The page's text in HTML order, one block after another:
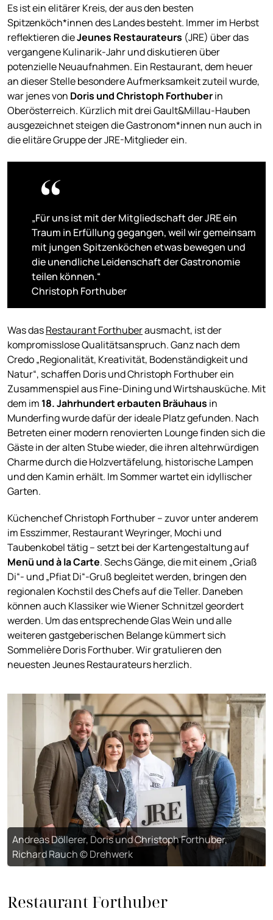
Es ist ein elitärer Kreis, der aus den besten
Spitzenköch*innen des Landes besteht. Immer im Herbst
reflektieren dieJeunes Restaurateurs (JRE) über das
vergangene Kulinarik-Jahr und diskutieren über
potenzielle Neuaufnahmen. Ein Restaurant, dem heuer
an dieser Stelle besondere Aufmerksamkeit zuteil wurde,
war jenes von Doris und Christoph Forthuberin
Oberösterreich. Kürzlich mit drei Gault&Millau-Hauben
ausgezeichnet steigen die Gastronom*innen nun auch in
die elitäre Gruppe der JRE-Mitglieder ein.
„Für uns ist mit der Mitgliedschaft der JRE ein
Traum in Erfüllung gegangen, weil wir gemeinsam
mit jungen Spitzenköchen etwas bewegen und
die unendliche Leidenschaft der Gastronomie
teilen können.“
Christoph Forthuber
Was dasRestaurant Forthuberausmacht, ist der
kompromisslose Qualitätsanspruch. Ganz nach dem
Credo „Regionalität, Kreativität, Bodenständigkeit und
Natur“, schaffen Doris und Christoph Forthuber ein
Zusammenspiel aus Fine-Dining und Wirtshausküche. Mit
dem im 18. Jahrhundert erbauten Bräuhaus in
Munderfing wurde dafür der ideale Platz gefunden. Nach
Betreten einer modern renovierten Lounge finden sich die
Gäste in der alten Stube wieder, die ihren altehrwürdigen
Charme durch die Holzvertäfelung, historische Lampen
und den Kamin erhält. Im Sommer wartet ein idyllischer
Garten.
Küchenchef Christoph Forthuber – zuvor unter anderem
im Esszimmer, Restaurant Weyringer, Mochi und
Taubenkobel tätig – setzt bei der Kartengestaltung auf
Menü und à la Carte. Sechs Gänge, die mit einem „Griaß
Di“- und „Pfiat Di“-Gruß begleitet werden, bringen den
regionalen Kochstil des Chefs auf die Teller. Daneben
können auch Klassiker wie Wiener Schnitzel geordert
werden. Um das entsprechende Glas Wein und alle
weiteren gastgeberischen Belange kümmert sich
Sommelière Doris Forthuber. Wir gratulieren den
neuesten Jeunes Restaurateurs herzlich.
Andreas Döllerer, Doris und Christoph Forthuber,
Richard Rauch © Drehwerk
Restaurant Forthuber